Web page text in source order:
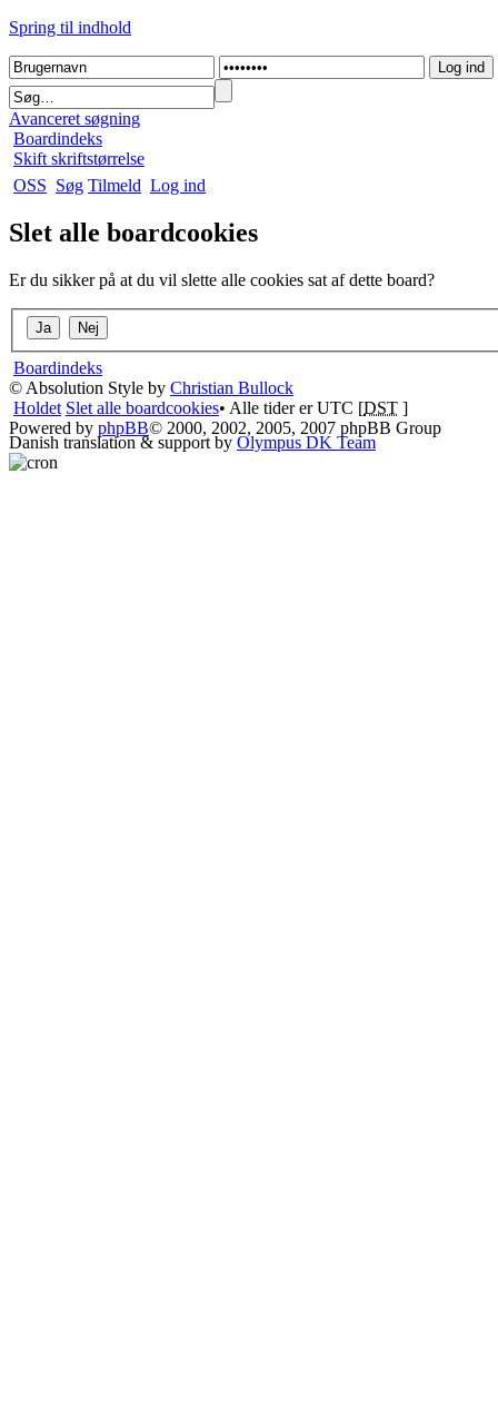
Spring til indhold
Avanceret søgning
Boardindeks
Skift skriftstørrelse
OSS Søg Tilmeld Log ind
Slet alle boardcookies
Er du sikker på at du vil slette alle cookies sat af dette board?
Boardindeks
© Absolution Style by Christian Bullock
Holdet Slet alle boardcookies• Alle tider er UTC [DST ]
Powered by phpBB© 2000, 2002, 2005, 2007 phpBB Group
Danish translation & support by Olympus DK Team